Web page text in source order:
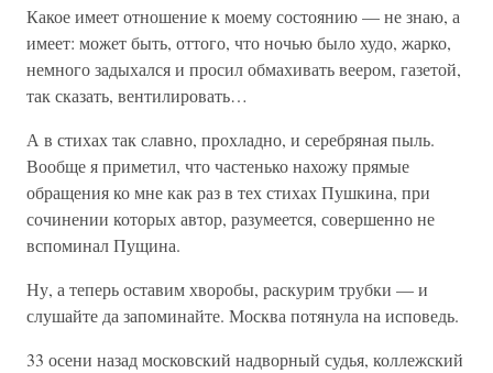
Какое имеет отношение к моему состоянию — не знаю, а
имеет: может быть, оттого, что ночью было худо, жарко,
немного задыхался и просил обмахивать веером, газетой,
так сказать, вентилировать…
А в стихах так славно, прохладно, и серебряная пыль.
Вообще я приметил, что частенько нахожу прямые
обращения ко мне как раз в тех стихах Пушкина, при
сочинении которых автор, разумеется, совершенно не
вспоминал Пущина.
Ну, а теперь оставим хворобы, раскурим трубки — и
слушайте да запоминайте. Москва потянула на исповедь.
33 осени назад московский надворный судья, коллежский